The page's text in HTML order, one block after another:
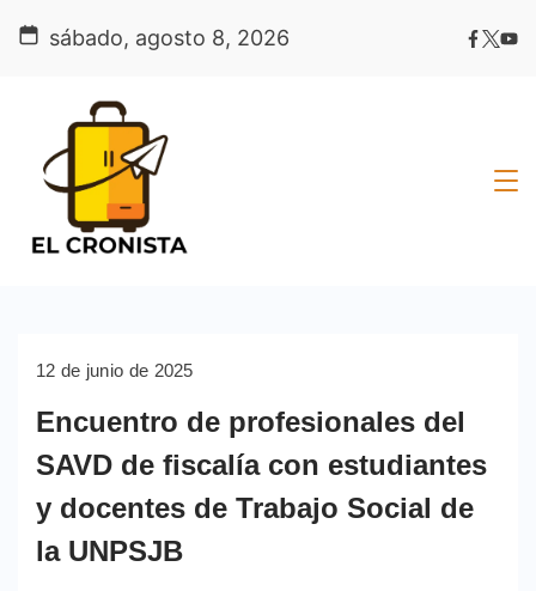
sábado, agosto 8, 2026
12 de junio de 2025
Encuentro de profesionales del
SAVD de fiscalía con estudiantes
y docentes de Trabajo Social de
la UNPSJB